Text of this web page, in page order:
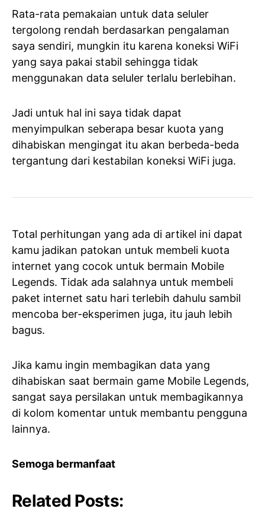
Rata-rata pemakaian untuk data seluler
tergolong rendah berdasarkan pengalaman
saya sendiri, mungkin itu karena koneksi WiFi
yang saya pakai stabil sehingga tidak
menggunakan data seluler terlalu berlebihan.
Jadi untuk hal ini saya tidak dapat
menyimpulkan seberapa besar kuota yang
dihabiskan mengingat itu akan berbeda-beda
tergantung dari kestabilan koneksi WiFi juga.
Total perhitungan yang ada di artikel ini dapat
kamu jadikan patokan untuk membeli kuota
internet yang cocok untuk bermain Mobile
Legends. Tidak ada salahnya untuk membeli
paket internet satu hari terlebih dahulu sambil
mencoba ber-eksperimen juga, itu jauh lebih
bagus.
Jika kamu ingin membagikan data yang
dihabiskan saat bermain game Mobile Legends,
sangat saya persilakan untuk membagikannya
di kolom komentar untuk membantu pengguna
lainnya.
Semoga bermanfaat
Related Posts: